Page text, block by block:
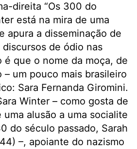
direita “Os 300 do
está na mira de uma
apura a disseminação de
de ódio nas
é que o nome da moça, de
– um pouco mais brasileiro
Sara Fernanda Giromini.
Winter – como gosta de
uma alusão a uma socialite
do século passado, Sarah
–, apoiante do nazismo